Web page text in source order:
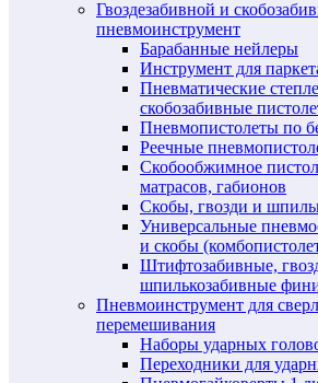
Гвоздезабивной и
пневмоинструмент
Барабанные нейлеры
Инструмент для
Пневматические
скобозабивные
Пневмопистолеты по
Реечные
Скобообжимное
матрасов, габионов
Скобы, гвозди и
Универсальные
и скобы
Штифтозабивные,
шпилькозабивные
Пневмоинструмент для
перемешивания
Наборы ударных
Переходники для